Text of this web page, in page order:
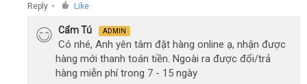
Reply ● Like
Cẩm Tú ADMIN
Có nhé, Anh yên tâm đặt hàng online ạ, nhận được
hàng mới thanh toán tiền. Ngoài ra được đổi/trả
hàng miễn phí trong 7 - 15 ngày